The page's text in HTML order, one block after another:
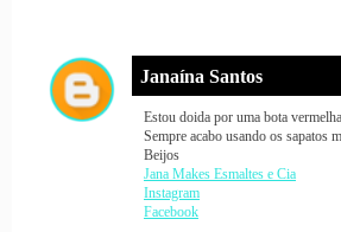
Janaína Santos
Estou doida por uma bota
Sempre acabo usando os sapatos
Beijos
Jana Makes Esmaltes e Cia
Instagram
Facebook